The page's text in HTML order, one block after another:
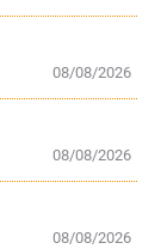
08/08/2026
08/08/2026
08/08/2026